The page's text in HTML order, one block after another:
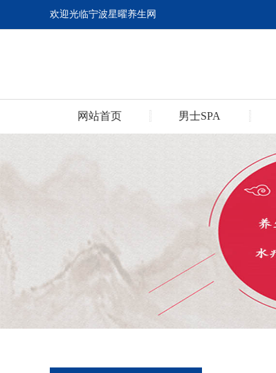
欢迎光临宁波星曜养生网
网站首页 男士SPA